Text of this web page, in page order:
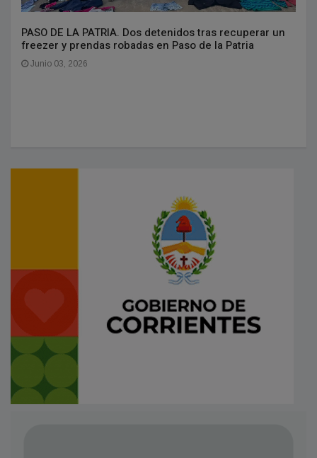
PASO DE LA PATRIA. Dos detenidos tras recuperar un
freezer y prendas robadas en Paso de la Patria
Junio 03, 2026